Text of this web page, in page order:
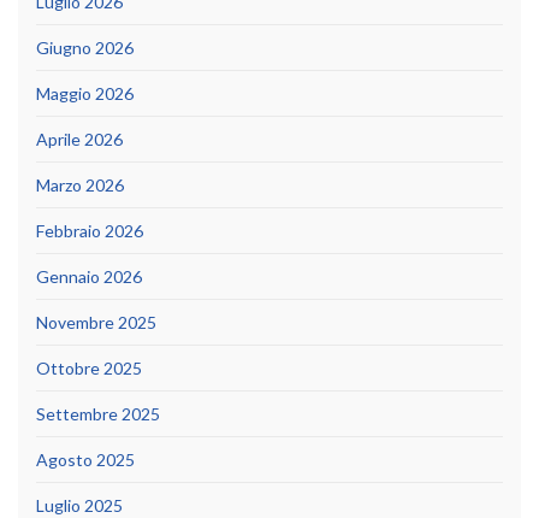
Giugno 2026
Maggio 2026
Aprile 2026
Marzo 2026
Febbraio 2026
Gennaio 2026
Novembre 2025
Ottobre 2025
Settembre 2025
Agosto 2025
Luglio 2025